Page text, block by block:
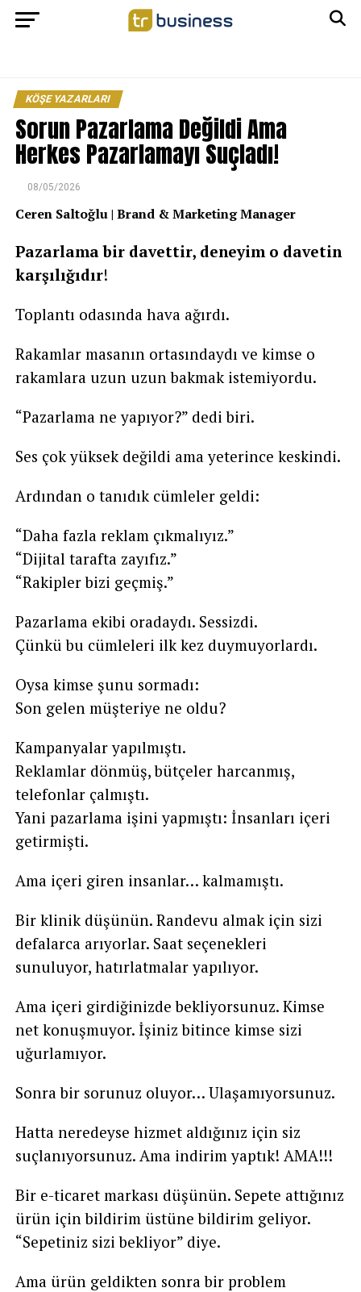
KÖŞE YAZARLARI
Sorun Pazarlama Değildi Ama
Herkes Pazarlamayı Suçladı!
08/05/2026
Ceren Saltoğlu | Brand & Marketing Manager
Pazarlama bir davettir, deneyim o davetin
karşılığıdır!
Toplantı odasında hava ağırdı.
Rakamlar masanın ortasındaydı ve kimse o
rakamlara uzun uzun bakmak istemiyordu.
“Pazarlama ne yapıyor?” dedi biri.
Ses çok yüksek değildi ama yeterince keskindi.
Ardından o tanıdık cümleler geldi:
“Daha fazla reklam çıkmalıyız.”
“Dijital tarafta zayıfız.”
“Rakipler bizi geçmiş.”
Pazarlama ekibi oradaydı. Sessizdi.
Çünkü bu cümleleri ilk kez duymuyorlardı.
Oysa kimse şunu sormadı:
Son gelen müşteriye ne oldu?
Kampanyalar yapılmıştı.
Reklamlar dönmüş, bütçeler harcanmış,
telefonlar çalmıştı.
Yani pazarlama işini yapmıştı: İnsanları içeri
getirmişti.
Ama içeri giren insanlar… kalmamıştı.
Bir klinik düşünün. Randevu almak için sizi
defalarca arıyorlar. Saat seçenekleri
sunuluyor, hatırlatmalar yapılıyor.
Ama içeri girdiğinizde bekliyorsunuz. Kimse
net konuşmuyor. İşiniz bitince kimse sizi
uğurlamıyor.
Sonra bir sorunuz oluyor… Ulaşamıyorsunuz.
Hatta neredeyse hizmet aldığınız için siz
suçlanıyorsunuz. Ama indirim yaptık! AMA!!!
Bir e-ticaret markası düşünün. Sepete attığınız
ürün için bildirim üstüne bildirim geliyor.
“Sepetiniz sizi bekliyor” diye.
Ama ürün geldikten sonra bir problem